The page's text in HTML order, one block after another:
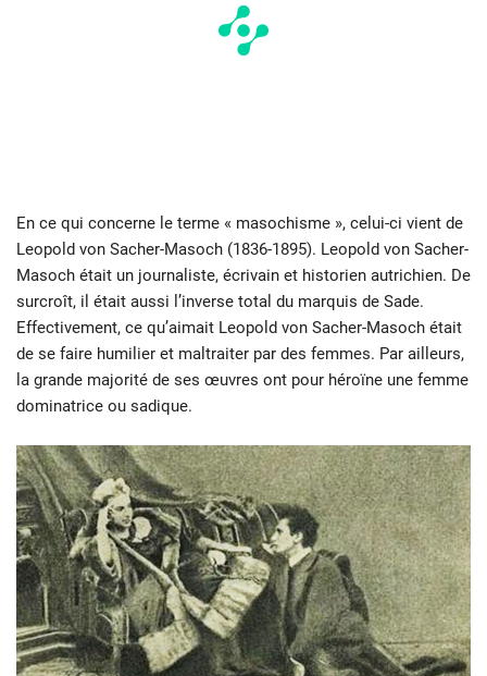
En ce qui concerne le terme « masochisme », celui-ci vient de
Leopold von Sacher-Masoch (1836-1895). Leopold von Sacher-
Masoch était un journaliste, écrivain et historien autrichien. De
surcroît, il était aussi l’inverse total du marquis de Sade.
Effectivement, ce qu’aimait Leopold von Sacher-Masoch était
de se faire humilier et maltraiter par des femmes. Par ailleurs,
la grande majorité de ses œuvres ont pour héroïne une femme
dominatrice ou sadique.